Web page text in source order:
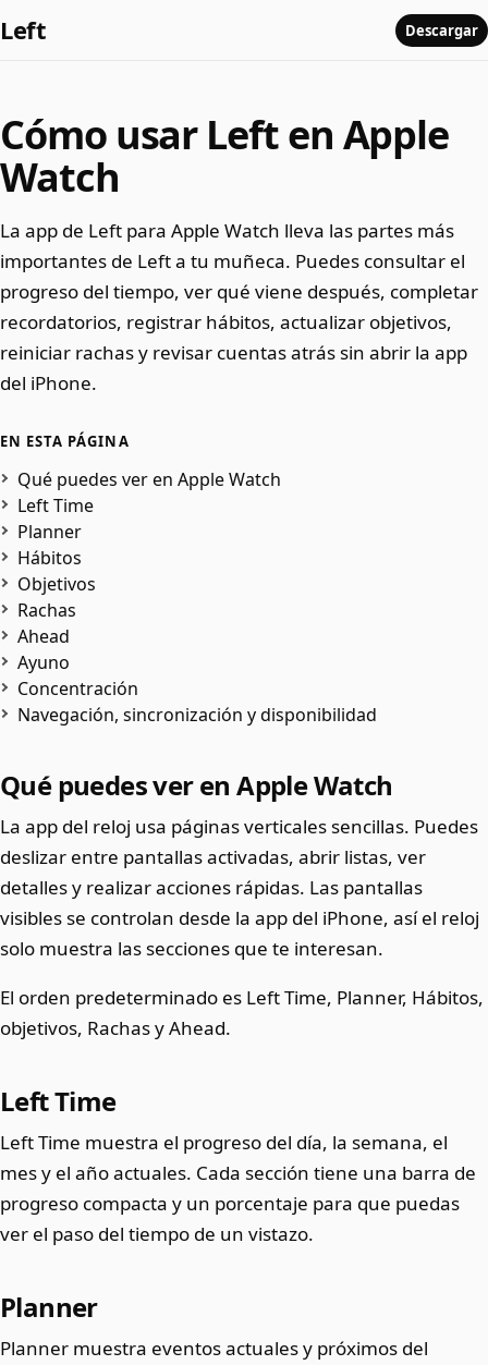
Left Descargar
Cómo usar Left en Apple
Watch
La app de Left para Apple Watch lleva las partes más
importantes de Left a tu muñeca. Puedes consultar el
progreso del tiempo, ver qué viene después, completar
recordatorios, registrar hábitos, actualizar objetivos,
reiniciar rachas y revisar cuentas atrás sin abrir la app
del iPhone.
EN ESTA PÁGINA
Qué puedes ver en Apple Watch
Left Time
Planner
Hábitos
Objetivos
Rachas
Ahead
Ayuno
Concentración
Navegación, sincronización y disponibilidad
Qué puedes ver en Apple Watch
La app del reloj usa páginas verticales sencillas. Puedes
deslizar entre pantallas activadas, abrir listas, ver
detalles y realizar acciones rápidas. Las pantallas
visibles se controlan desde la app del iPhone, así el reloj
solo muestra las secciones que te interesan.
El orden predeterminado es Left Time, Planner, Hábitos,
objetivos, Rachas y Ahead.
Left Time
Left Time muestra el progreso del día, la semana, el
mes y el año actuales. Cada sección tiene una barra de
progreso compacta y un porcentaje para que puedas
ver el paso del tiempo de un vistazo.
Planner
Planner muestra eventos actuales y próximos del